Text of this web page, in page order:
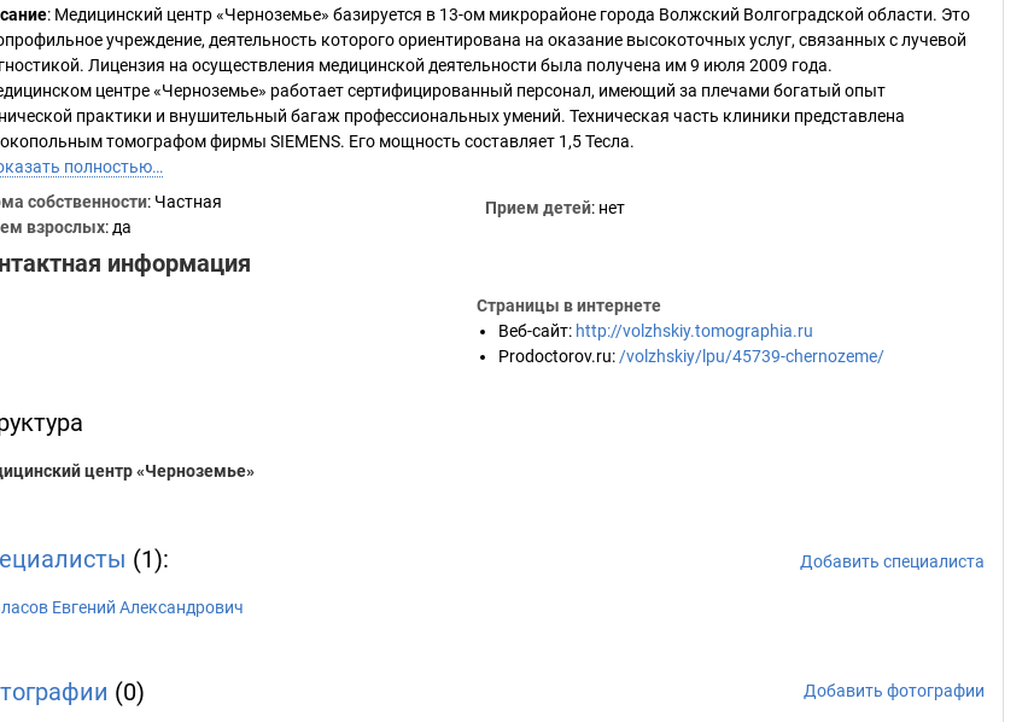
: Медицинский центр «Черноземье» базируется в 13-ом микрорайоне города Волжский Волгоградской области. Это
учреждение, деятельность которого ориентирована на оказание высокоточных услуг, связанных с лучевой
Лицензия на осуществления медицинской деятельности была получена им 9 июля 2009 года.
центре «Черноземье» работает сертифицированный персонал, имеющий за плечами богатый опыт
практики и внушительный багаж профессиональных умений. Техническая часть клиники представлена
томографом фирмы SIEMENS. Его мощность составляет 1,5 Тесла.
полностью…
собственности: Частная
взрослых: да
Прием детей: нет
информация
Страницы в интернете
Веб-сайт: http://volzhskiy.tomographia.ru
Prodoctorov.ru: /volzhskiy/lpu/45739-chernozeme/
центр «Черноземье»
(1): Добавить специалиста
Евгений Александрович
(0) Добавить фотографии